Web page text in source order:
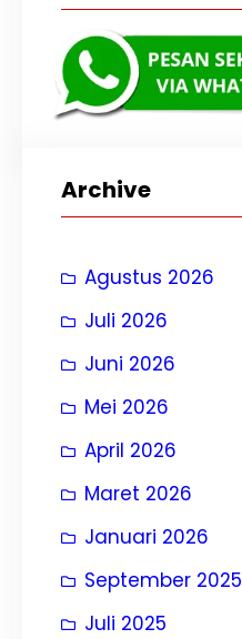
Archive
Agustus 2026
Juli 2026
Juni 2026
Mei 2026
April 2026
Maret 2026
Januari 2026
September 2025
Juli 2025